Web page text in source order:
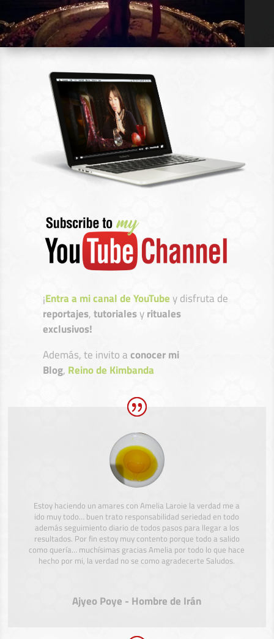
¡Entra a mi canal de YouTubey disfruta de
reportajes,tutorialesyrituales
exclusivos!
Además, te invito aconocer mi
Blog, Reino de Kimbanda
Estoy haciendo un amares con Amelia Laroie la verdad me a
ido muy todo… buen trato responsabilidad seriedad en todo
además seguimiento diario de todos pasos para llegar a los
resultados. Por fin estoy muy contento porque todo a salido
como quería… muchísimas gracias Amelia por todo lo que hace
hecho por mi, la verdad no se como agradecerte Saludos.
Ajyeo Poye - Hombre de Irán